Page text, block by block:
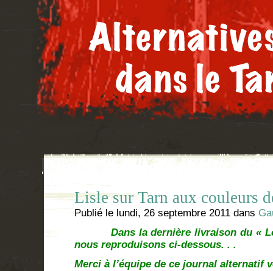
Lisle sur Tarn aux couleurs
Publié le lundi, 26 septembre 2011 dans
Dans la dernière livraison du «
nous reproduisons ci-dessous. . .
Merci à l’équipe de ce journal alternatif